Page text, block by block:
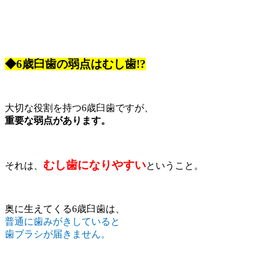
◆6歳臼歯の弱点はむし歯!?
大切な役割を持つ6歳臼歯ですが、
重要な弱点があります。
それは、 むし歯になりやすいということ。
奥に生えてくる6歳臼歯は、
普通に歯みがきしていると
歯ブラシが届きません。